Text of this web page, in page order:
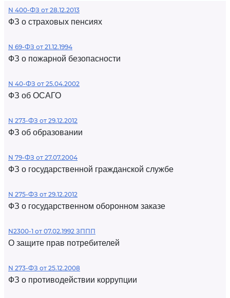
N 400-ФЗ от 28.12.2013
ФЗ о страховых пенсиях
N 69-ФЗ от 21.12.1994
ФЗ о пожарной безопасности
N 40-ФЗ от 25.04.2002
ФЗ об ОСАГО
N 273-ФЗ от 29.12.2012
ФЗ об образовании
N 79-ФЗ от 27.07.2004
ФЗ о государственной гражданской службе
N 275-ФЗ от 29.12.2012
ФЗ о государственном оборонном заказе
N2300-1 от 07.02.1992 ЗППП
О защите прав потребителей
N 273-ФЗ от 25.12.2008
ФЗ о противодействии коррупции